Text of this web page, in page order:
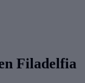
Filadelfia